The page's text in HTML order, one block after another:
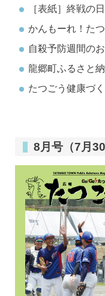
［表紙］終戦の日
かんもーれ！た
自殺予防週間の
龍郷町ふるさと
たつごう健康づ
8月号（7月30